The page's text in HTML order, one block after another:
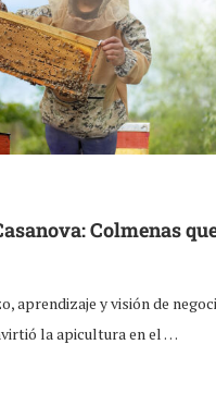
Colmenas
aprendizaje y visión de
la apicultura en el …